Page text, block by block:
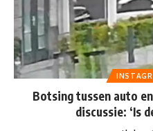
Botsing tussen auto
discussie: ‘Is